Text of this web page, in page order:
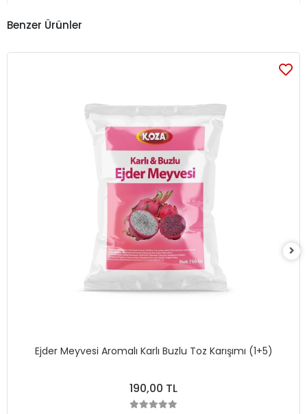
Benzer Ürünler
Ejder Meyvesi Aromalı Karlı Buzlu Toz Karışımı (1+5)
190,00 TL